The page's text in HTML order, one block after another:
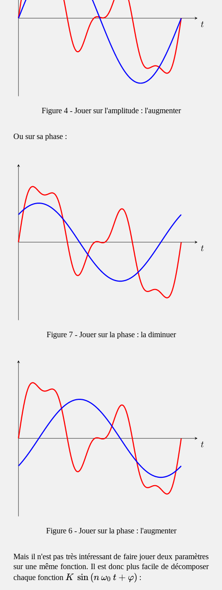
Jouer sur l'amplitude : l'augmenter
Ou sur sa phase :
Jouer sur la phase : l'augmenter
Jouer sur la phase : la diminuer
Mais il n'est pas très intéressant de faire jouer deux paramètres
sur une même fonction. Il est donc plus facile de décomposer
chaque fonction K\,\sin\,
K sin(n ω0 t + φ) :